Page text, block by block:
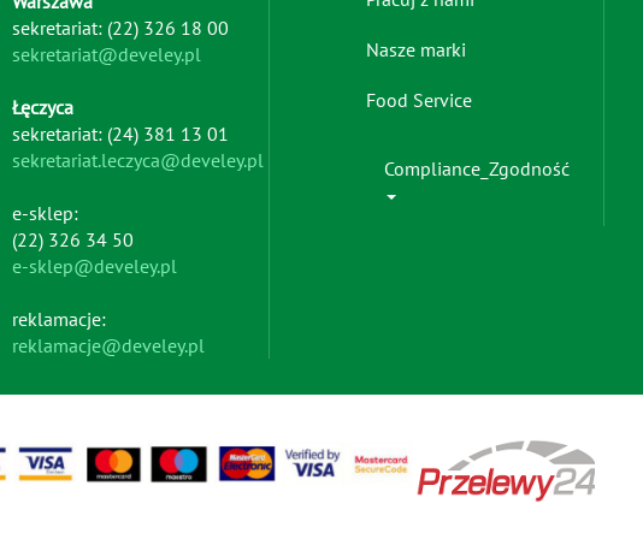
sekretariat: (22) 326 18 00
sekretariat@develey.pl
Łęczyca
sekretariat: (24) 381 13 01
sekretariat.leczyca@develey.pl
e-sklep:
(22) 326 34 50
e-sklep@develey.pl
reklamacje:
reklamacje@develey.pl
Nasze marki
Food Service
Compliance_Zgodność